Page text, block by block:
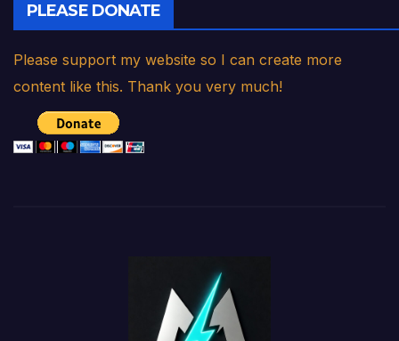
PLEASE DONATE
Please support my website so I can create more
content like this. Thank you very much!